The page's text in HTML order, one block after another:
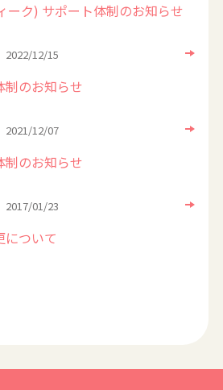
ーク) サポート体制のお知らせ
2022/12/15
制のお知らせ
2021/12/07
制のお知らせ
2017/01/23
について